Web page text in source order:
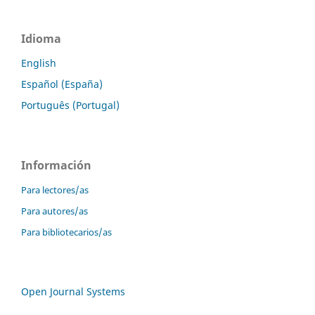
Idioma
English
Español (España)
Português (Portugal)
Información
Para lectores/as
Para autores/as
Para bibliotecarios/as
Open Journal Systems